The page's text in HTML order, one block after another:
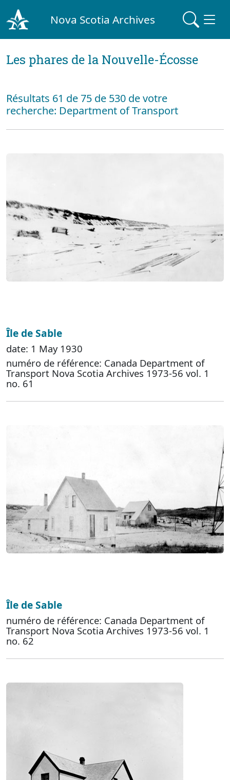
Nova Scotia Archives
Les phares de la Nouvelle-Écosse
Résultats 61 de 75 de 530 de votre
recherche: Department of Transport
Île de Sable
date: 1 May 1930
numéro de référence: Canada Department of
Transport Nova Scotia Archives 1973-56 vol. 1
no. 61
Île de Sable
numéro de référence: Canada Department of
Transport Nova Scotia Archives 1973-56 vol. 1
no. 62